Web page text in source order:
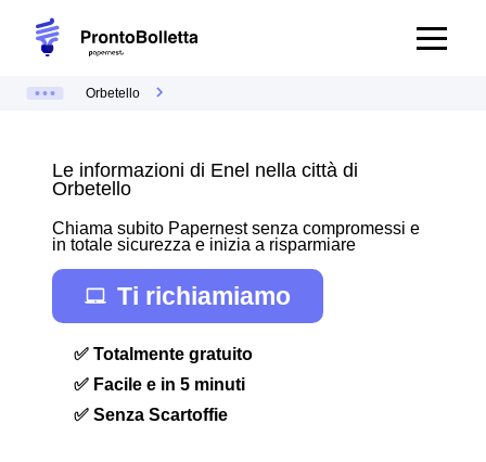
Orbetello
Le informazioni di Enel nella città di
Orbetello
Chiama subito Papernest senza compromessi e
in totale sicurezza e inizia a risparmiare
Ti richiamiamo
✅ Totalmente gratuito
✅ Facile e in 5 minuti
✅ Senza Scartoffie